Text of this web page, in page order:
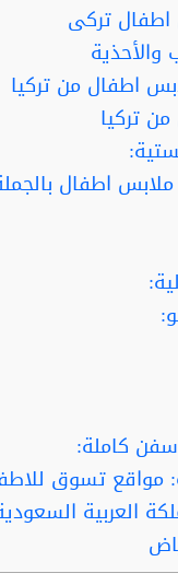
تركى
والأحذية
اطفال من تركيا
تركيا
ملابس اطفال
للاطفال … 4 جهات توفر لك